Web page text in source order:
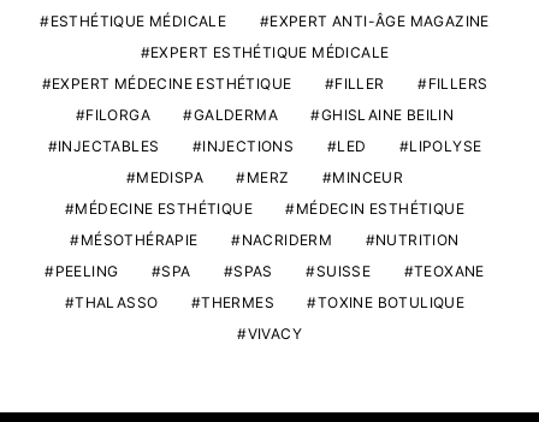
ESTHÉTIQUE MÉDICALE
EXPERT ANTI-ÂGE MAGAZINE
EXPERT ESTHÉTIQUE MÉDICALE
EXPERT MÉDECINE ESTHÉTIQUE
FILLER
FILLERS
FILORGA
GALDERMA
GHISLAINE BEILIN
INJECTABLES
INJECTIONS LED
LIPOLYSE
MEDISPA
MERZ
MINCEUR
MÉDECINE ESTHÉTIQUE
MÉDECIN ESTHÉTIQUE
MÉSOTHÉRAPIE
NACRIDERM
NUTRITION
PEELING
SPA SPAS SUISSE
TEOXANE
THALASSO
THERMES
TOXINE BOTULIQUE
VIVACY